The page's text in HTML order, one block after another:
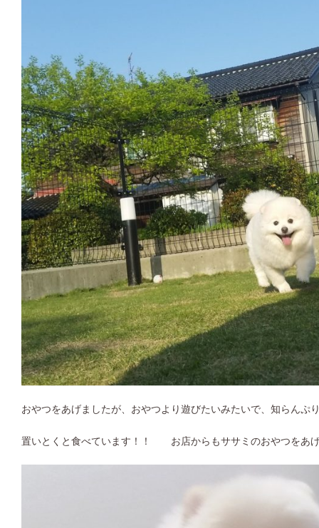
おやつをあげましたが、おやつより遊びたいみたいで、知らんぷ
置いとくと食べています！！ お店からもササミのおやつをあ